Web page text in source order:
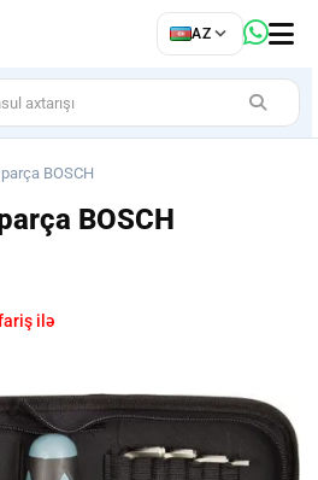
AZ
BOSCH
BOSCH
ilə